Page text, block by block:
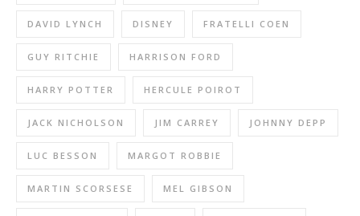
DAVID LYNCH DISNEY FRATELLI COEN
GUY RITCHIE HARRISON FORD
HARRY POTTER HERCULE POIROT
JACK NICHOLSON JIM CARREY JOHNNY DEPP
LUC BESSON MARGOT ROBBIE
MARTIN SCORSESE MEL GIBSON